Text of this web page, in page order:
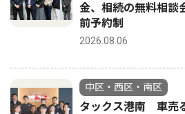
金、相続の無料相
前予約制
2026.08.06
中区・西区・南区
タックス港南 車売